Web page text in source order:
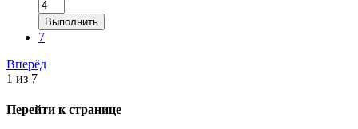
Выполнить
7
Вперёд
1 из 7
Перейти к странице